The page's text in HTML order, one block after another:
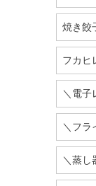
焼き餃
フカヒ
＼電子
＼フラ
＼蒸し